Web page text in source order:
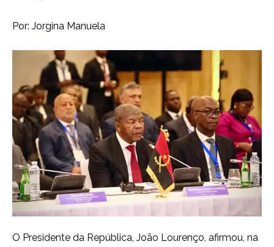
Por: Jorgina Manuela
O Presidente da República, João Lourenço, afirmou, na